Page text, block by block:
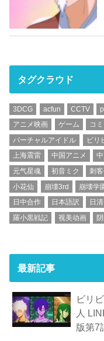
タグクラウド
3DCG acfun CCTV
アニメ映画
ゲーム コ
バーチャルアイドル
ビリ
上海震雷
中国アニメ
元气星魂
初音ミク 刺
小花仙
崩壊3rd 崩壊学
日中合作
日本語訳 日清
羅小黒戦記
视美动画
最新記事
ビリ
人
版第7